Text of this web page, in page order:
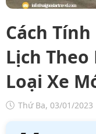
Cách
Lịch Theo
Loại Xe
Thứ Ba, 03/01/2023